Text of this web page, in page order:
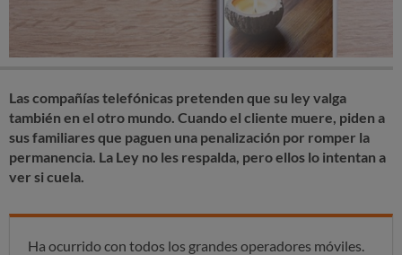
Las compañías telefónicas pretenden que su ley valga
también en el otro mundo. Cuando el cliente muere, piden a
sus familiares que paguen una penalización por romper la
permanencia. La Ley no les respalda, pero ellos lo intentan a
ver si cuela.
Ha ocurrido con todos los grandes operadores móviles.